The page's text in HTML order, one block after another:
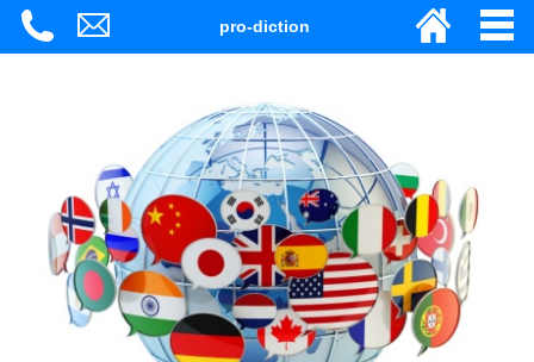
pro-diction